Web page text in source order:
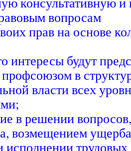
вопросам
прав на основе
интересы будут
профсоюзом в
власти всех
в решении
возмещением
исполнении трудовых